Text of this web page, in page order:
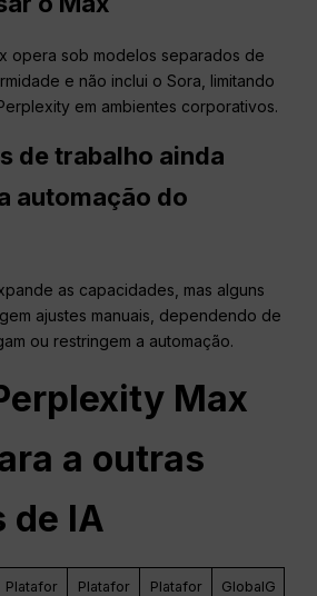
opera sob modelos separados de
e não inclui o Sora, limitando
em ambientes corporativos.
de trabalho ainda
automação do
as capacidades, mas alguns
ajustes manuais, dependendo de
ou restringem a automação.
Max
a outras
de IA
Platafor
Platafor
Platafor
GlobalG